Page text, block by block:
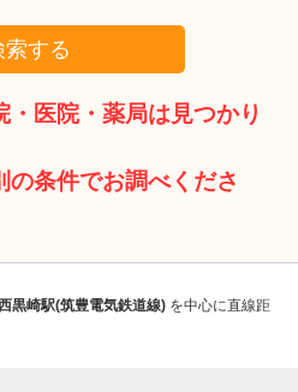
索する
医院・薬局は見つかり
条件でお調べくださ
黒崎駅(筑豊電気鉄道線) を中心に直線距